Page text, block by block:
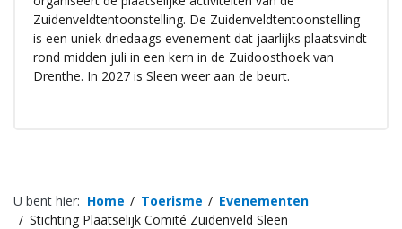
Zuidenveldtentoonstelling. De Zuidenveldtentoonstelling
is een uniek driedaags evenement dat jaarlijks plaatsvindt
rond midden juli in een kern in de Zuidoosthoek van
Drenthe. In 2027 is Sleen weer aan de beurt.
U bent hier: Home Toerisme
Evenementen
Stichting Plaatselijk Comité Zuidenveld Sleen